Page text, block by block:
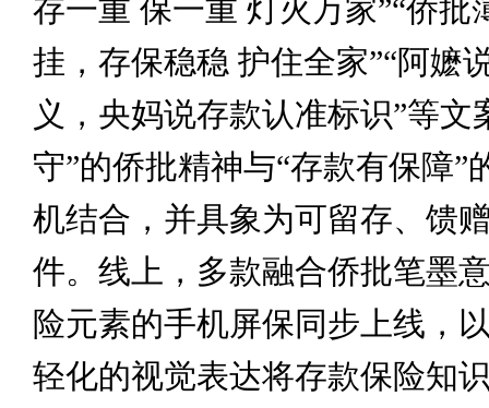
存一重 保一重 灯火万家”“侨批
挂，存保稳稳 护住全家”“阿嬷
义，央妈说存款认准标识”等文
守”的侨批精神与“存款有保障”
机结合，并具象为可留存、馈
件。线上，多款融合侨批笔墨
险元素的手机屏保同步上线，
轻化的视觉表达将存款保险知